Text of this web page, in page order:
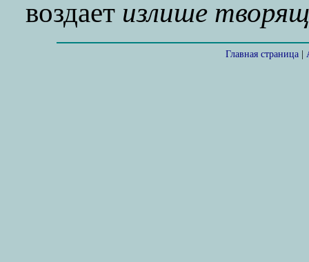
воздает излише
Главная страница|